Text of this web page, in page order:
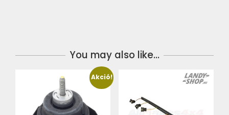
You may also like…
Akció!